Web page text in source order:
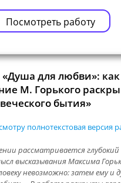
Посмотреть работу
для любви»: как
М. Горького
бытия»
полнотекстовая версия
рассматривается глубокий
высказывания Максима
невозможно: затем ему и